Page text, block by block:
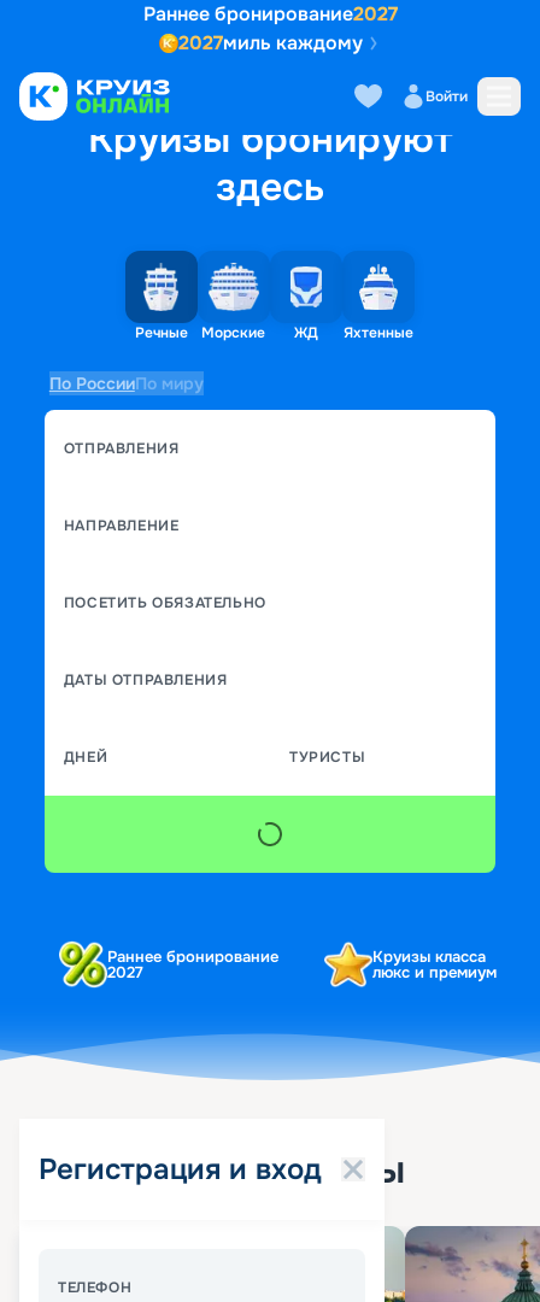
Раннее бронирование2027
2027миль каждому
Войти
Круизы бронируют
здесь
Речные Морские ЖД Яхтенные
По РоссииПо миру
ОТПРАВЛЕНИЯ
НАПРАВЛЕНИЕ
ПОСЕТИТЬ ОБЯЗАТЕЛЬНО
ДАТЫ ОТПРАВЛЕНИЯ
ДНЕЙ ТУРИСТЫ
Раннее бронирование
2027
Круизы класса
люкс и премиум
Регистрация и вход
ТЕЛЕФОН
Популярные круизы